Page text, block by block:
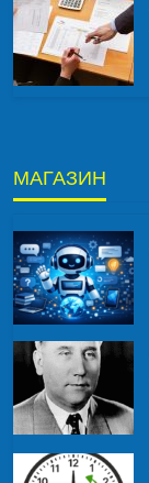
МАГАЗИН